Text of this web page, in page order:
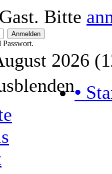
Bitte
2026
•